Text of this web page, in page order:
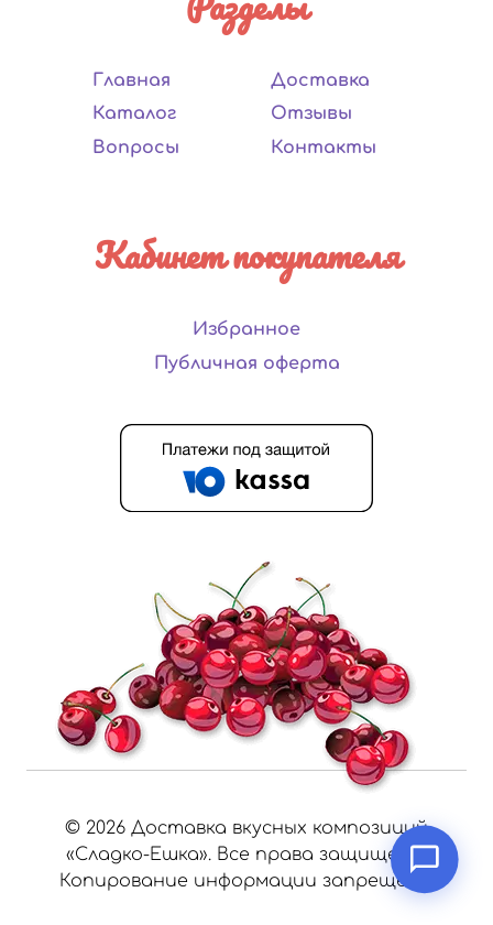
Главная
Каталог
Вопросы
Доставка
Отзывы
Контакты
Кабинет покупателя
Избранное
Публичная оферта
© 2026 Доставка вкусных композиций
«Сладко-Ешка». Все права защищены.
Копирование информации запрещено.